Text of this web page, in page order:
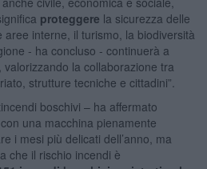
proteggere la sicurezza delle
interne, il turismo, la biodiversità
- ha concluso - continuerà a
la collaborazione tra
strutture tecniche e cittadini”.
boschivi – ha affermato
una macchina pienamente
i mesi più delicati dell’anno, ma
che il rischio incendi è